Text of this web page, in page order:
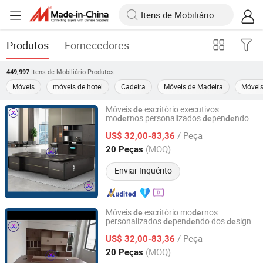
Produtos Fornecedores
449,997 Itens de Mobiliário Produtos
Móveis móveis de hotel Cadeira Móveis de Madeira
Móveisde escritório executivos
modernos personalizadosdependendo
US$ 32,00-83,36 / Peça
20 Peças (MOQ)
Enviar Inquérito
Foshan Womei Furniture Co., Ltd.
Guangdong, China Desde 2024
Móveisde escritório modernos
personalizadosdependendo dosdesigns
US$ 32,00-83,36 / Peça
20 Peças (MOQ)
Foshan Womei Furniture Co., Ltd.
Guangdong, China Desde 2024